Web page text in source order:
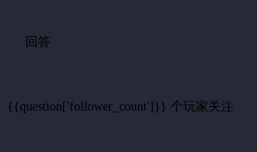
回答
{{question['follower_count']}} 个玩家关注